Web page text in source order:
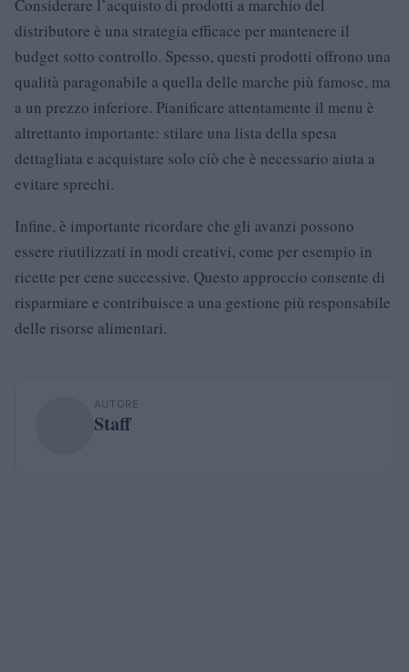
Considerare l’acquisto di prodotti a marchio del
distributore è una strategia efficace per mantenere il
budget sotto controllo. Spesso, questi prodotti offrono una
qualità paragonabile a quella delle marche più famose, ma
a un prezzo inferiore. Pianificare attentamente il menu è
altrettanto importante: stilare una lista della spesa
dettagliata e acquistare solo ciò che è necessario aiuta a
evitare sprechi.
Infine, è importante ricordare che gli avanzi possono
essere riutilizzati in modi creativi, come per esempio in
ricette per cene successive. Questo approccio consente di
risparmiare e contribuisce a una gestione più responsabile
delle risorse alimentari.
AUTORE
Staff